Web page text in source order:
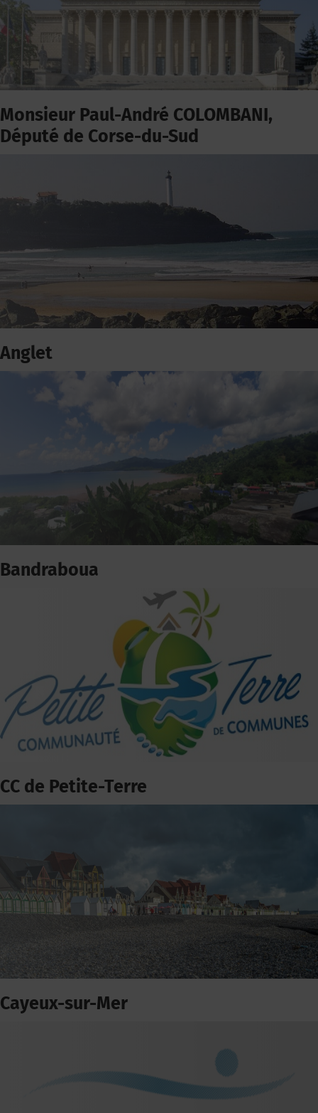
Monsieur Paul-André COLOMBANI,
Député de Corse-du-Sud
Anglet
Bandraboua
CC de Petite-Terre
Cayeux-sur-Mer